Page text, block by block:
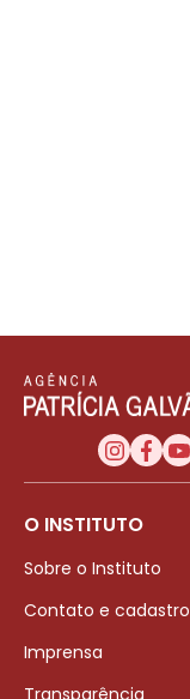
O INSTITUTO
Sobre o Instituto
Contato e cadastro
Imprensa